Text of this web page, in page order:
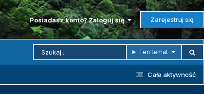
Posiadasz konto? Zaloguj się Zarejestruj się
Ten temat
Cała aktywność